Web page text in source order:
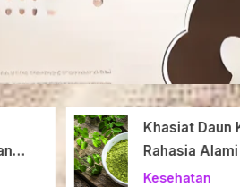
Khasiat Daun
Rahasia Alami
Tubuh Sehat
Kesehatan